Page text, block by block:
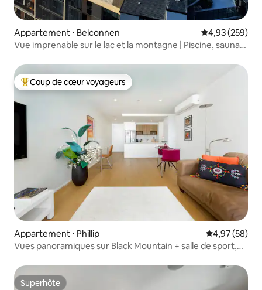
Appartement ⋅ Belconnen Évaluation
4,93 (259)
Vue imprenable sur le lac et la montagne | Piscine, sauna
Coups de cœur voyageurs les plus appréciés
Coup de cœur voyageurs
Appartement ⋅ Phillip Évaluation
4,97 (58)
Vues panoramiques sur Black Mountain + salle de sport,
Superhôte
Superhôte